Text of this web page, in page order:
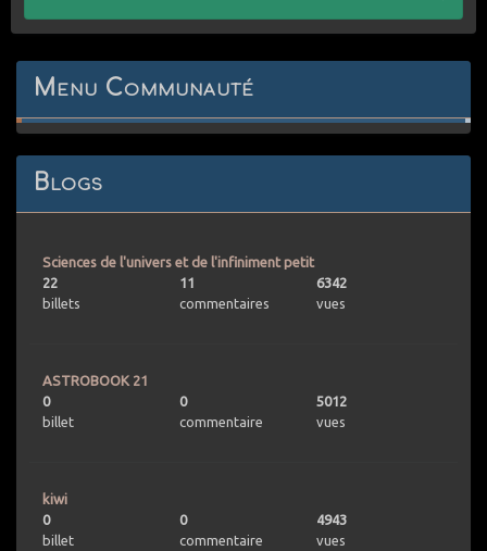
Menu Communauté
Blogs
Sciences de l'univers et de l'infiniment petit
22
billets
11
commentaires
6342
vues
ASTROBOOK 21
0
billet
0
commentaire
5012
vues
kiwi
0
billet
0
commentaire
4943
vues